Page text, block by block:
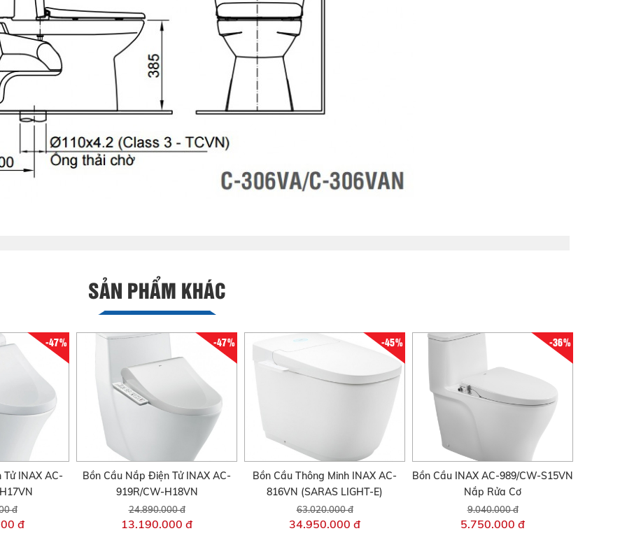
SẢN PHẨM KHÁC
-47%
INAX AC-
đ
đ
-47%
Bồn Cầu Nắp Điện Tử INAX AC-
919R/CW-H18VN
24.890.000 đ
13.190.000 đ
-45%
Bồn Cầu Thông Minh INAX AC-
816VN (SARAS LIGHT-E)
63.020.000 đ
34.950.000 đ
-36%
Bồn Cầu INAX AC-989/CW-S15VN
Nắp Rửa Cơ
9.040.000 đ
5.750.000 đ